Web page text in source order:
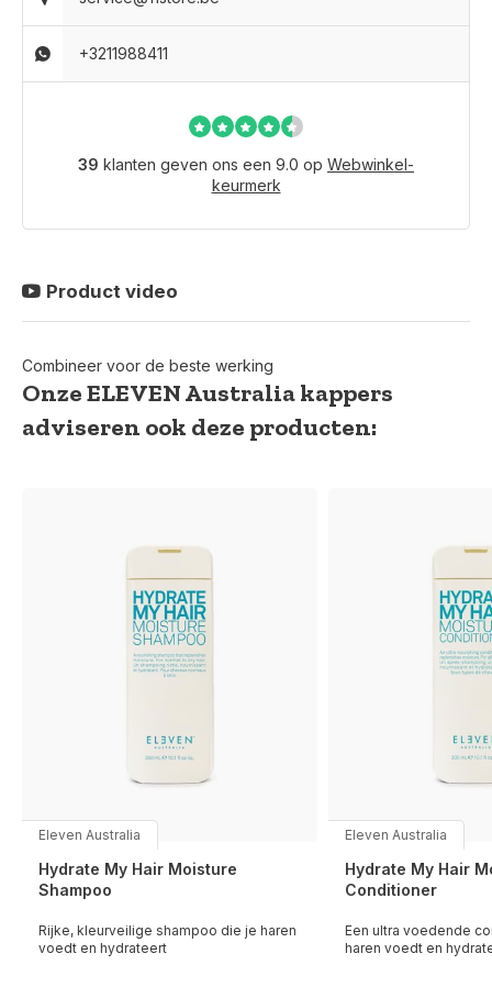
+3211988411
39 klanten geven ons een 9.0 op Webwinkel-
keurmerk
Product video
Combineer voor de beste werking
Onze ELEVEN Australia kappers
adviseren ook deze producten:
Eleven Australia
Hydrate My Hair Moisture
Shampoo
Rijke, kleurveilige shampoo die je haren
voedt en hydrateert
Eleven Australia
Hydrate My Hair
Conditioner
Een ultra voedende
haren voedt en